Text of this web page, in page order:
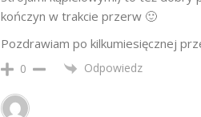
kończyn w trakcie przerw 🙂
Pozdrawiam po kilkumiesięcznej
0 Odpowiedz